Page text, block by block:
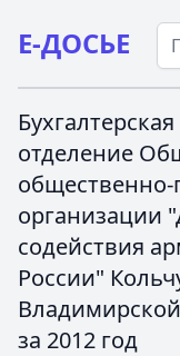
Е-ДОСЬЕ
отделение
общественно-
организации
содействия
России"
за 2012 год